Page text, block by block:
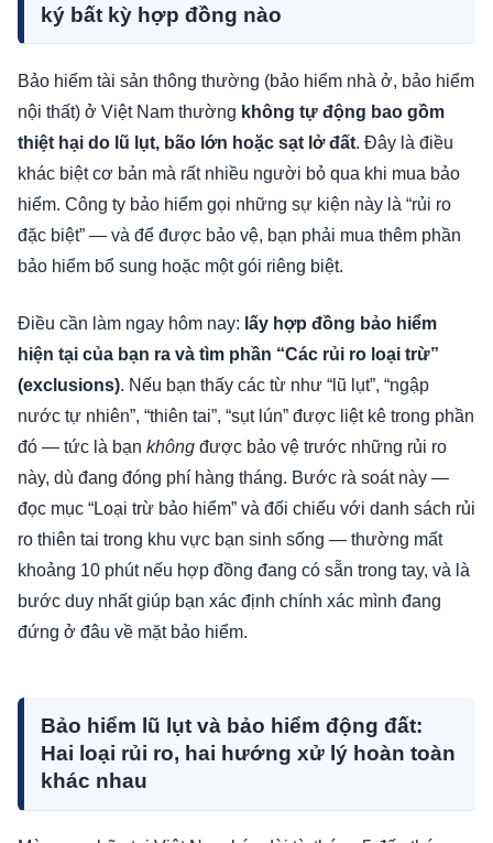
ký bất kỳ hợp đồng nào
Bảo hiểm tài sản thông thường (bảo hiểm nhà ở, bảo hiểm
nội thất) ở Việt Nam thường không tự động bao gồm
thiệt hại do lũ lụt, bão lớn hoặc sạt lở đất. Đây là điều
khác biệt cơ bản mà rất nhiều người bỏ qua khi mua bảo
hiểm. Công ty bảo hiểm gọi những sự kiện này là “rủi ro
đặc biệt” — và để được bảo vệ, bạn phải mua thêm phần
bảo hiểm bổ sung hoặc một gói riêng biệt.
Điều cần làm ngay hôm nay: lấy hợp đồng bảo hiểm
hiện tại của bạn ra và tìm phần “Các rủi ro loại trừ”
(exclusions). Nếu bạn thấy các từ như “lũ lụt”, “ngập
nước tự nhiên”, “thiên tai”, “sụt lún” được liệt kê trong phần
đó — tức là bạn không được bảo vệ trước những rủi ro
này, dù đang đóng phí hàng tháng. Bước rà soát này —
đọc mục “Loại trừ bảo hiểm” và đối chiếu với danh sách rủi
ro thiên tai trong khu vực bạn sinh sống — thường mất
khoảng 10 phút nếu hợp đồng đang có sẵn trong tay, và là
bước duy nhất giúp bạn xác định chính xác mình đang
đứng ở đâu về mặt bảo hiểm.
Bảo hiểm lũ lụt và bảo hiểm động đất:
Hai loại rủi ro, hai hướng xử lý hoàn toàn
khác nhau